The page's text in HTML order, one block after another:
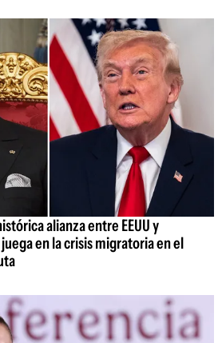
alianza entre EEUU y
en la crisis migratoria en el